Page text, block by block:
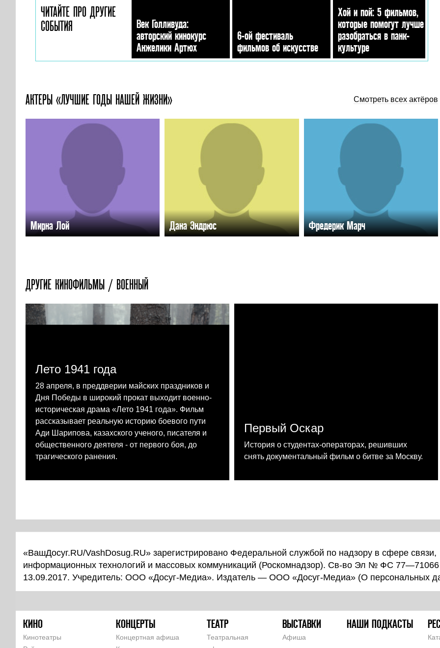
ЧИТАЙТЕ ПРО ДРУГИЕ
СОБЫТИЯ
Век Голливуда:
авторский кинокурс
Анжелики Артюх
6-ой фестиваль
фильмов об искусстве
Хой и пой: 5 фильмов,
которые помогут лучше
разобраться в панк-
культуре
АКТЕРЫ «ЛУЧШИЕ ГОДЫ НАШЕЙ ЖИЗНИ» Смотреть всех актёров
Мирна Лой Дана Эндрюс Фредерик Марч
ДРУГИЕ КИНОФИЛЬМЫ / ВОЕННЫЙ
Лето 1941 года
28 апреля, в преддверии майских праздников и
Дня Победы в широкий прокат выходит военно-
историческая драма «Лето 1941 года». Фильм
рассказывает реальную историю боевого пути
Ади Шарипова, казахского ученого, писателя и
общественного деятеля - от первого боя, до
трагического ранения.
Первый Оскар
История о студентах-операторах, решивших
снять документальный фильм о битве за Москву.
«ВашДосуг.RU/VashDosug.RU» зарегистрировано Федеральной службой по надзору в сфере связи,
информационных технологий и массовых коммуникаций (Роскомнадзор). Св-во Эл № ФС 77—71066
13.09.2017. Учредитель: ООО «Досуг-Медиа». Издатель — ООО «Досуг-Медиа» (О персональных
КИНО
Кинотеатры
КОНЦЕРТЫ
Концертная афиша
ТЕАТР
Театральная
ВЫСТАВКИ
Афиша
НАШИ ПОДКАСТЫ